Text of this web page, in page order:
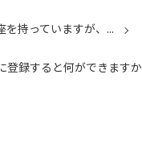
を持っていますが、...
登録すると何ができますか